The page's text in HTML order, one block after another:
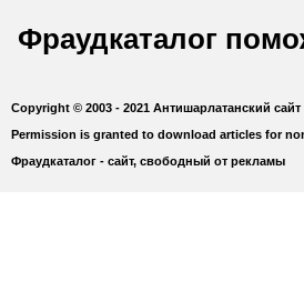
Фраудкаталог
Copyright © 2003 - 2021 Антишарлатанский сайт
Permission is granted to download articles for
Фраудкаталог - сайт, свободный от рекламы